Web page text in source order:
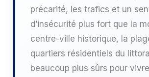
précarité, les trafics et un
d’insécurité plus fort que la
centre-ville historique, la
quartiers résidentiels du
beaucoup plus sûrs pour